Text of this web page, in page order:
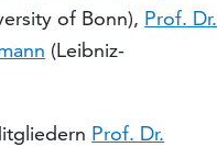
of Bonn), Prof. Dr.
(Leibniz-
Prof. Dr.